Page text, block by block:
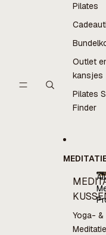
Pilates
Outlet
kansjes
Pilates
Finder
Yoga- &
Meditatie